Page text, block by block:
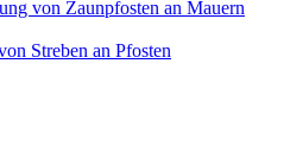
von Zaunpfosten an Mauern
Streben an Pfosten